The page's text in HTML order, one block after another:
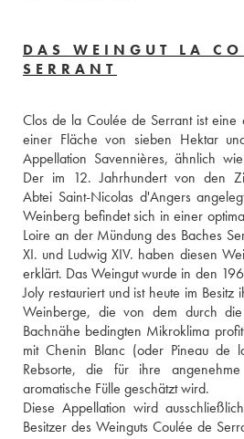
DAS WEINGUT LA
SERRANT
Clos de la Coulée de Serrant ist eine
einer Fläche von sieben Hektar
Appellation Savennières, ähnlich
Der im 12. Jahrhundert von den
Abtei Saint-Nicolas d'Angers
Weinberg befindet sich in einer
Loire an der Mündung des Baches
XI. und Ludwig XIV. haben diesen
erklärt. Das Weingut wurde in den
Joly restauriert und ist heute im Besitz
Weinberge, die von dem durch die
Bachnähe bedingten Mikroklima
mit Chenin Blanc (oder Pineau de
Rebsorte, die für ihre
aromatische Fülle geschätzt wird.
Diese Appellation wird
Besitzer des Weinguts Coulée de